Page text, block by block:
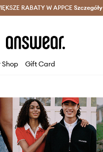
Dostawa nawet w 24h >
RABATY W APPCESzczegóły
Shop Gift Card